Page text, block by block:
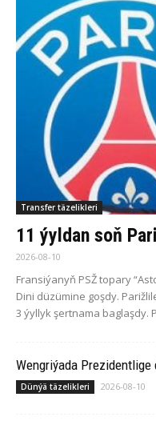
Transfer täzelikleri
11 ýyldan soň
2026-08-10
Fransiýanyň PSŽ topary
Dini düzümine goşdy.
3 ýyllyk şertnama baglaşdy.
Wengriýada
Dünýä täzelikleri 2026-08-10